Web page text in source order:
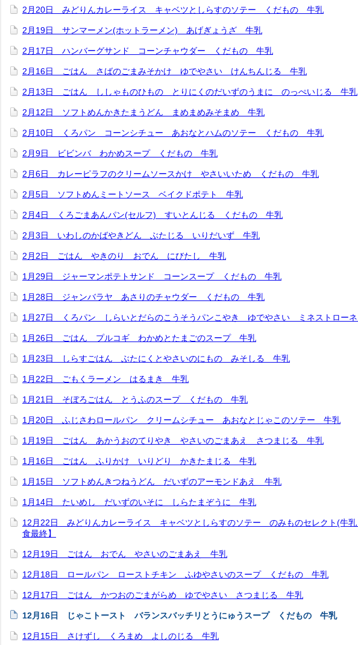
2月20日 みどりんカレーライス キャベツとしらすのソテー くだもの 牛乳
2月19日 サンマーメン(ホットラーメン) あげぎょうざ 牛乳
2月17日 ハンバーグサンド コーンチャウダー くだもの 牛乳
2月16日 ごはん さばのごまみそかけ ゆでやさい けんちんじる 牛乳
2月13日 ごはん ししゃものひもの とりにくのだいずのうまに のっぺいじる 牛乳
2月12日 ソフトめんかきたまうどん まめまめみそまめ 牛乳
2月10日 くろパン コーンシチュー あおなとハムのソテー くだもの 牛乳
2月9日 ビビンバ わかめスープ くだもの 牛乳
2月6日 カレーピラフのクリームソースかけ やさいいため くだもの 牛乳
2月5日 ソフトめんミートソース ベイクドポテト 牛乳
2月4日 くろごまあんパン(セルフ) すいとんじる くだもの 牛乳
2月3日 いわしのかばやきどん ぶたじる いりだいず 牛乳
2月2日 ごはん やきのり おでん にびたし 牛乳
1月29日 ジャーマンポテトサンド コーンスープ くだもの 牛乳
1月28日 ジャンバラヤ あさりのチャウダー くだもの 牛乳
1月27日 くろパン しらいとだらのこうそうパンこやき ゆでやさい ミネストロー
1月26日 ごはん プルコギ わかめとたまごのスープ 牛乳
1月23日 しらすごはん ぶたにくとやさいのにもの みそしる 牛乳
1月22日 ごもくラーメン はるまき 牛乳
1月21日 そぼろごはん とうふのスープ くだもの 牛乳
1月20日 ふじさわロールパン クリームシチュー あおなとじゃこのソテー 牛乳
1月19日 ごはん あかうおのてりやき やさいのごまあえ さつまじる 牛乳
1月16日 ごはん ふりかけ いりどり かきたまじる 牛乳
1月15日 ソフトめんきつねうどん だいずのアーモンドあえ 牛乳
1月14日 たいめし だいずのいそに しらたまぞうに 牛乳
12月22日 みどりんカレーライス キャベツとしらすのソテー のみものセレクト(牛乳
食最終】
12月19日 ごはん おでん やさいのごまあえ 牛乳
12月18日 ロールパン ローストチキン ふゆやさいのスープ くだもの 牛乳
12月17日 ごはん かつおのごまがらめ ゆでやさい さつまじる 牛乳
12月16日 じゃこトースト バランスバッチリとうにゅうスープ くだもの 牛乳
12月15日 さけずし くろまめ よしのじる 牛乳